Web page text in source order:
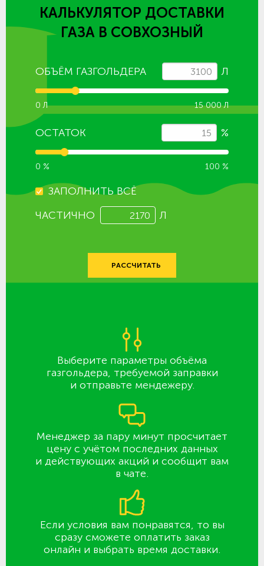
КАЛЬКУЛЯТОР ДОСТАВКИ
ГАЗА В СОВХОЗНЫЙ
ОБЪЁМ ГАЗГОЛЬДЕРА Л
0 Л 15 000 Л
ОСТАТОК %
0 % 100 %
ЗАПОЛНИТЬ ВСЁ
ЧАСТИЧНО
Л
РАССЧИТАТЬ
Выберите параметры объёма
газгольдера, требуемой заправки
и отправьте мендежеру.
Менеджер за пару минут просчитает
цену с учётом последних данных
и действующих акций и сообщит вам
в чате.
Если условия вам понравятся, то вы
сразу сможете оплатить заказ
онлайн и выбрать время доставки.